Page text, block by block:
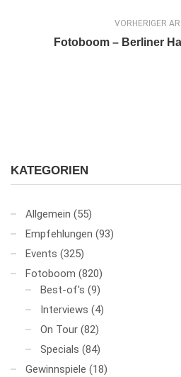
VORHERIGER
Fotoboom – Berliner
KATEGORIEN
Allgemein (55)
Empfehlungen (93)
Events (325)
Fotoboom (820)
Best-of's (9)
Interviews (4)
On Tour (82)
Specials (84)
Gewinnspiele (18)